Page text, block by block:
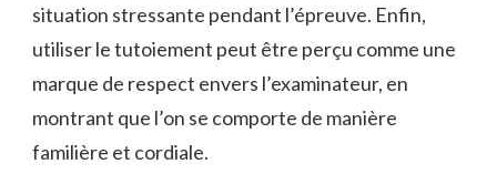
situation stressante pendant l’épreuve. Enfin,
utiliser le tutoiement peut être perçu comme une
marque de respect envers l’examinateur, en
montrant que l’on se comporte de manière
familière et cordiale.